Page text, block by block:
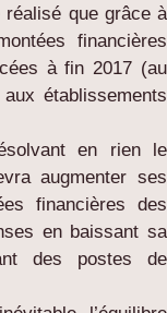
réalisé que grâce à
financières
à fin 2017 (au
établissements
en rien le
augmenter ses
financières des
en baissant sa
des postes de